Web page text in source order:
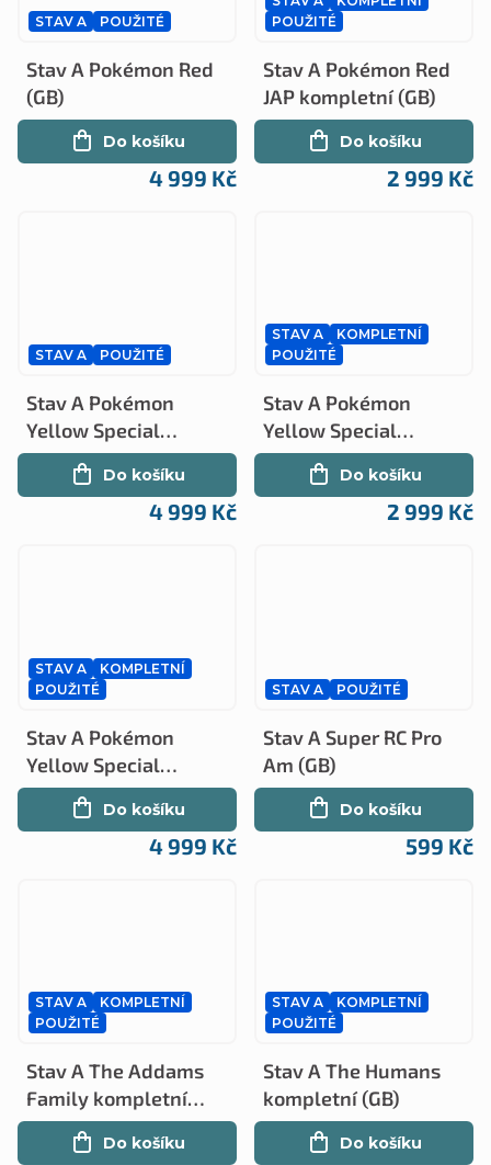
STAV A POUŽITÉ
Stav A Pokémon Red
(GB)
4 999 Kč
Do košíku
POUŽITÉ
Stav A Pokémon Red
JAP kompletní (GB)
2 999 Kč
Do košíku
STAV A POUŽITÉ
Stav A Pokémon
Yellow Special
Edition (GB)
4 999 Kč
Do košíku
STAV A
KOMPLETNÍ
POUŽITÉ
Stav A Pokémon
Yellow Special
Edition JAP kompletní
2 999 Kč
Do košíku
STAV A
KOMPLETNÍ
POUŽITÉ
Stav A Pokémon
Yellow Special
Edition kompletní
4 999 Kč
Do košíku
STAV A POUŽITÉ
Stav A Super RC Pro
Am (GB)
599 Kč
Do košíku
STAV A
KOMPLETNÍ
POUŽITÉ
Stav A The Addams
Family kompletní
(GB)
Do košíku
STAV A
KOMPLETNÍ
POUŽITÉ
Stav A The Humans
kompletní (GB)
Do košíku